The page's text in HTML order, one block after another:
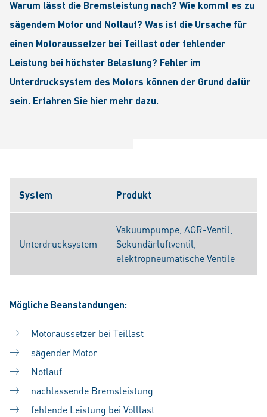
Warum lässt die Bremsleistung nach? Wie kommt es zu
sägendem Motor und Notlauf? Was ist die Ursache für
einen Motoraussetzer bei Teillast oder fehlender
Leistung bei höchster Belastung? Fehler im
Unterdrucksystem des Motors können der Grund dafür
sein. Erfahren Sie hier mehr dazu.
System Produkt
Unterdrucksystem
Vakuumpumpe, AGR-Ventil,
Sekundärluftventil,
elektropneumatische Ventile
Mögliche Beanstandungen:
Motoraussetzer bei Teillast
sägender Motor
Notlauf
nachlassende Bremsleistung
fehlende Leistung bei Volllast